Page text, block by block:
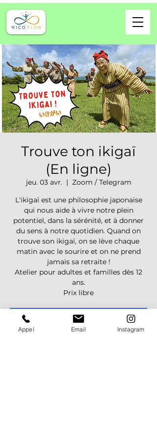
Trouve ton ikigaï
(En ligne)
jeu. 03 avr.
  |
Zoom / Telegram
L'ikigaï est une philosophie japonaise
qui nous aide à vivre notre plein
potentiel, dans la sérénité, et à donner
du sens à notre quotidien. Quand on
trouve son ikigaï, on se lève chaque
matin avec le sourire et on ne prend
jamais sa retraite !
Atelier pour adultes et familles dès 12
ans.
Prix libre
Les inscriptions sont closes
Appel Email Instagram